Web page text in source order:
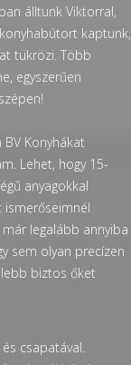
álltunk Viktorral,
kaptunk,
tükrözi. Több
egyszerűen
Konyhákat
Lehet, hogy 15-
anyagokkal
legalább annyiba
sem olyan precízen
biztos őket
csapatával.